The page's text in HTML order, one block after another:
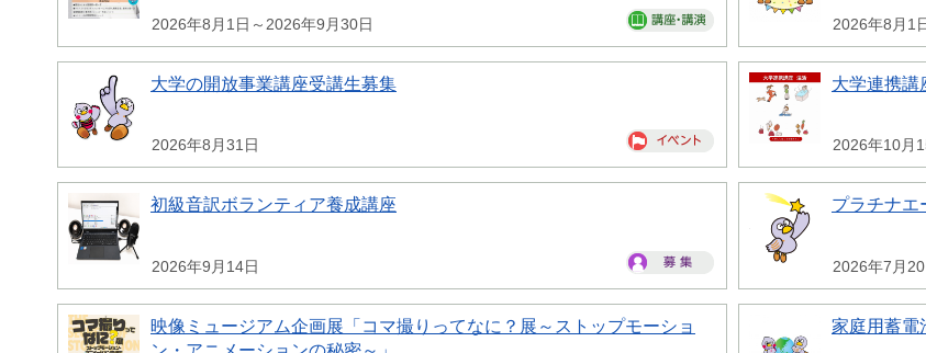
2026年8月1日～2026年9月30日 2026年8月1
大学の開放事業講座受講生募集
2026年8月31日
大学連携講
2026年10月
初級音訳ボランティア養成講座
2026年9月14日
プラチナ
2026年7月
映像ミュージアム企画展「コマ撮りってなに？展～ストップモーショ
家庭用蓄電